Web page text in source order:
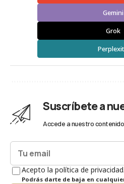
Gemini
Grok
Suscríbete a
Accede a nuestro
Acepto la política de privacidad.
Podrás darte de baja en